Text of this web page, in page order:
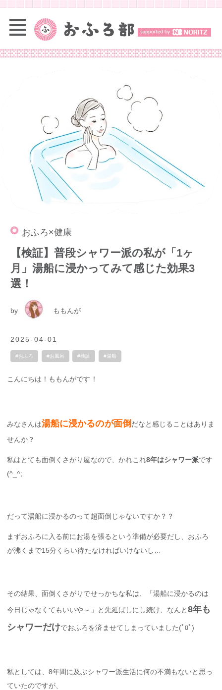
おふろ×健康
【検証】普段シャワー派の私が「1ヶ
月」湯船に浸かってみて感じた効果3
選！
by ももんが
2025-04-01
#おふろ #お風呂 #検証 #湯船
こんにちは！ももんがです！
みなさんは湯船に浸かるのが面倒 だなと感じることはありま
せんか？
私はとても面倒くさがり屋なので、かれこれ8年はシャワー派です
(^_^;
だって湯船に浸かるのって超面倒じゃないですか？？
まずおふろに入る前にお湯を張るという準備が必要だし、おふろ
が沸くまで15分くらい待たなければいけないし…
その結果、面倒くさがりでせっかちな私は、「湯船に浸かるのは
今日じゃなくてもいいや～」と先延ばしにし続け、なんと8年も
シャワーだけでおふろを済ませてしまっていました(ﾟﾛﾟ)
私としては、8年間に及ぶシャワー派生活に何の不満もないと思っ
ていたのですが、